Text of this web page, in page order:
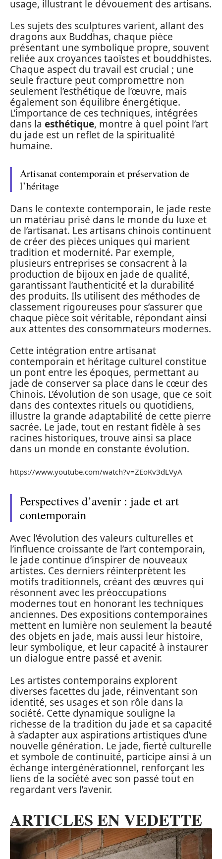
usage, illustrant le dévouement des artisans.
Les sujets des sculptures varient, allant des
dragons aux Buddhas, chaque pièce
présentant une symbolique propre, souvent
reliée aux croyances taoïstes et bouddhistes.
Chaque aspect du travail est crucial ; une
seule fracture peut compromettre non
seulement l’esthétique de l’œuvre, mais
également son équilibre énergétique.
L’importance de ces techniques, intégrées
dans la esthétique, montre à quel point l’art
du jade est un reflet de la spiritualité
humaine.
Artisanat contemporain et préservation de
l’héritage
Dans le contexte contemporain, le jade reste
un matériau prisé dans le monde du luxe et
de l’artisanat. Les artisans chinois continuent
de créer des pièces uniques qui marient
tradition et modernité. Par exemple,
plusieurs entreprises se consacrent à la
production de bijoux en jade de qualité,
garantissant l’authenticité et la durabilité
des produits. Ils utilisent des méthodes de
classement rigoureuses pour s’assurer que
chaque pièce soit véritable, répondant ainsi
aux attentes des consommateurs modernes.
Cette intégration entre artisanat
contemporain et héritage culturel constitue
un pont entre les époques, permettant au
jade de conserver sa place dans le cœur des
Chinois. L’évolution de son usage, que ce soit
dans des contextes rituels ou quotidiens,
illustre la grande adaptabilité de cette pierre
sacrée. Le jade, tout en restant fidèle à ses
racines historiques, trouve ainsi sa place
dans un monde en constante évolution.
https://www.youtube.com/watch?v=ZEoKv3dLVyA
Perspectives d’avenir : jade et art
contemporain
Avec l’évolution des valeurs culturelles et
l’influence croissante de l’art contemporain,
le jade continue d’inspirer de nouveaux
artistes. Ces derniers réinterprètent les
motifs traditionnels, créant des œuvres qui
résonnent avec les préoccupations
modernes tout en honorant les techniques
anciennes. Des expositions contemporaines
mettent en lumière non seulement la beauté
des objets en jade, mais aussi leur histoire,
leur symbolique, et leur capacité à instaurer
un dialogue entre passé et avenir.
Les artistes contemporains explorent
diverses facettes du jade, réinventant son
identité, ses usages et son rôle dans la
société. Cette dynamique souligne la
richesse de la tradition du jade et sa capacité
à s’adapter aux aspirations artistiques d’une
nouvelle génération. Le jade, fierté culturelle
et symbole de continuité, participe ainsi à un
échange intergénérationnel, renforçant les
liens de la société avec son passé tout en
regardant vers l’avenir.
ARTICLES EN VEDETTE